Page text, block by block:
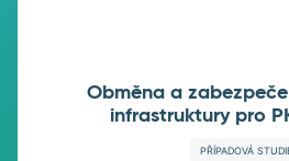
Obměna a
infrastruktury pro
PŘÍPADOVÁ